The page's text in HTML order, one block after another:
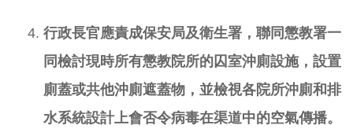
行政長官應責成保安局及衛生署，聯同懲教署一
同檢討現時所有懲教院所的囚室沖廁設施，設置
廁蓋或共他沖廁遮蓋物，並檢視各院所沖廁和排
水系統設計上會否令病毒在渠道中的空氣傳播。